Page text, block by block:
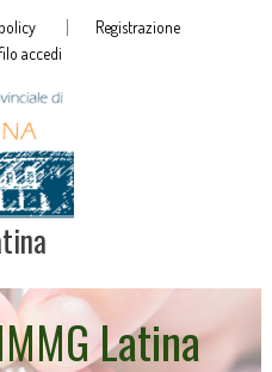
Registrazione
accedi
Latina